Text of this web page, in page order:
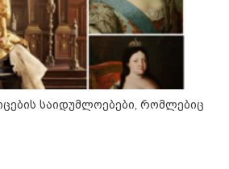
ანდრეი სიბიგა - არასდროს
საიდუმლოებები, რომლებიც